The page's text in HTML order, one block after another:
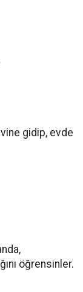
gidip, evde
öğrensinler.